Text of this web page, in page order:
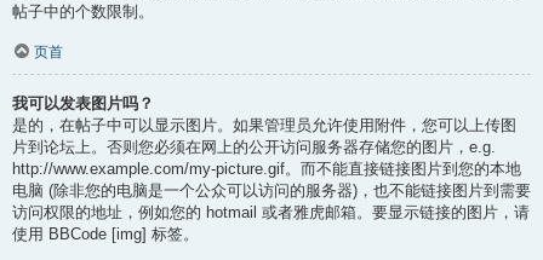
帖子中的个数限制。
页首
我可以发表图片吗？
是的，在帖子中可以显示图片。如果管理员允许使用附件，您可以上传图
片到论坛上。否则您必须在网上的公开访问服务器存储您的图片，e.g.
http://www.example.com/my-picture.gif。而不能直接链接图片到您的本地
电脑 (除非您的电脑是一个公众可以访问的服务器)，也不能链接图片到需要
访问权限的地址，例如您的 hotmail 或者雅虎邮箱。要显示链接的图片，请
使用 BBCode [img] 标签。